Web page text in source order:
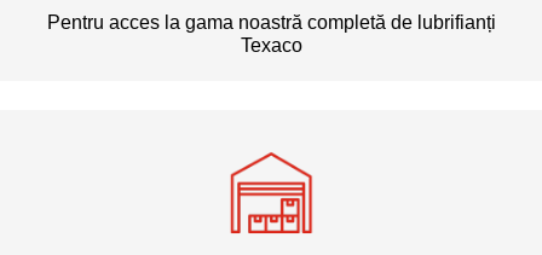
Pentru acces la gama noastră completă de lubrifianți
Texaco